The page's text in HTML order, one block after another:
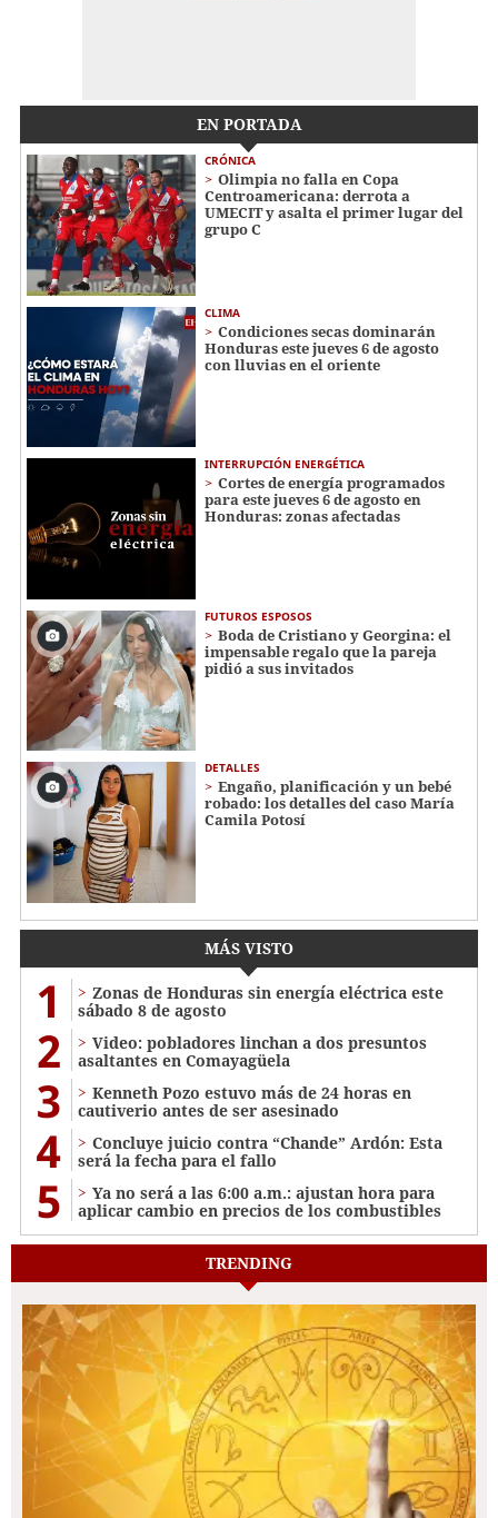
EN PORTADA
CRÓNICA
Olimpia no falla en Copa
Centroamericana: derrota a
UMECIT y asalta el primer lugar del
grupo C
CLIMA
Condiciones secas dominarán
Honduras este jueves 6 de agosto
con lluvias en el oriente
INTERRUPCIÓN ENERGÉTICA
Cortes de energía programados
para este jueves 6 de agosto en
Honduras: zonas afectadas
FUTUROS ESPOSOS
Boda de Cristiano y Georgina: el
impensable regalo que la pareja
pidió a sus invitados
DETALLES
Engaño, planificación y un bebé
robado: los detalles del caso María
Camila Potosí
MÁS VISTO
1
Zonas de Honduras sin energía eléctrica este
sábado 8 de agosto
2
Video: pobladores linchan a dos presuntos
asaltantes en Comayagüela
3
Kenneth Pozo estuvo más de 24 horas en
cautiverio antes de ser asesinado
4
Concluye juicio contra “Chande” Ardón: Esta
será la fecha para el fallo
5
Ya no será a las 6:00 a.m.: ajustan hora para
aplicar cambio en precios de los combustibles
TRENDING